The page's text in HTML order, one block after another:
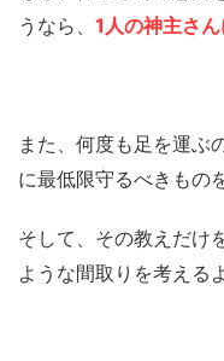
うなら、 1人の神主さ
また、何度も足を運ぶ
に最低限守るべきもの
そして、その教えだけ
ような間取りを考える